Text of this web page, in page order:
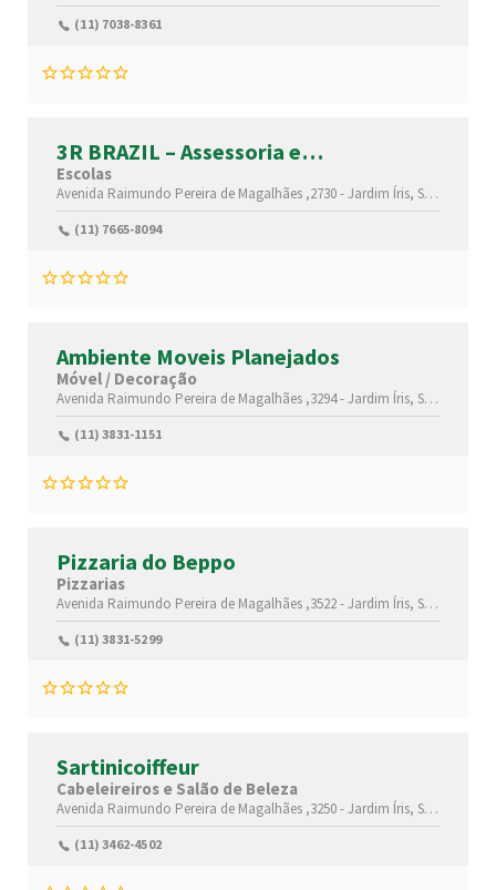
(11) 7038-8361
3R BRAZIL – Assessoria e
Treinamentos
Escolas
Avenida Raimundo Pereira de Magalhães ,2730 -Jardim Íris, São Paulo-
(11) 7665-8094
Ambiente Moveis Planejados
Móvel / Decoração
Avenida Raimundo Pereira de Magalhães ,3294 -Jardim Íris, São Paulo-
(11) 3831-1151
Pizzaria do Beppo
Pizzarias
Avenida Raimundo Pereira de Magalhães ,3522 -Jardim Íris, São Paulo-
(11) 3831-5299
Sartinicoiffeur
Cabeleireiros e Salão de Beleza
Avenida Raimundo Pereira de Magalhães ,3250 -Jardim Íris, São Paulo-
(11) 3462-4502